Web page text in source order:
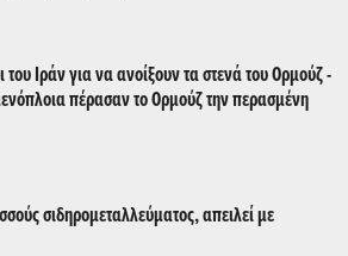
Ιράν για να ανοίξουν τα στενά του Ορμούζ -
πέρασαν το Ορμούζ την περασμένη
σιδηρομεταλλεύματος, απειλεί με